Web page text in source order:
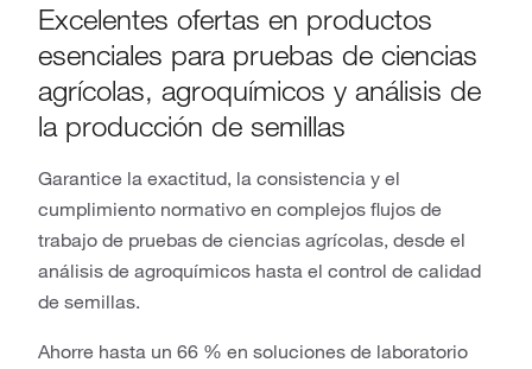
Excelentes ofertas en productos
esenciales para pruebas de ciencias
agrícolas, agroquímicos y análisis de
la producción de semillas
Garantice la exactitud, la consistencia y el
cumplimiento normativo en complejos flujos de
trabajo de pruebas de ciencias agrícolas, desde el
análisis de agroquímicos hasta el control de calidad
de semillas.
Ahorre hasta un 66 % en soluciones de laboratorio